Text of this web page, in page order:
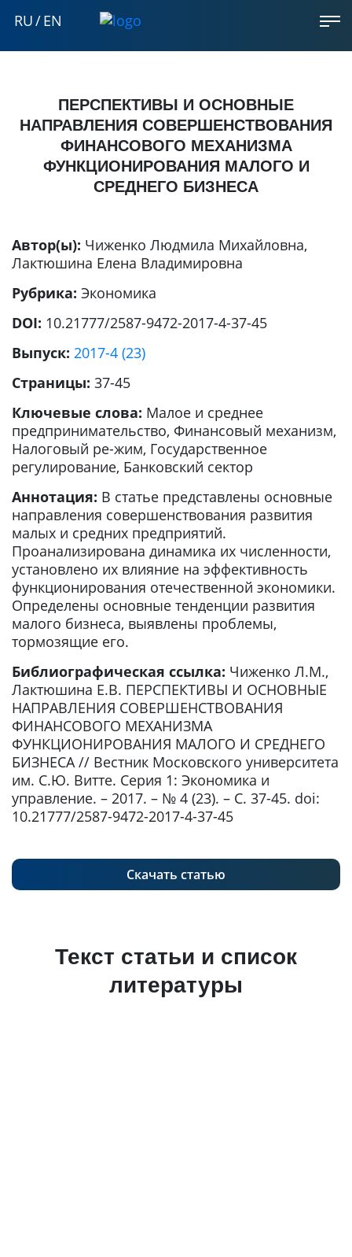
RU/EN
ПЕРСПЕКТИВЫ И ОСНОВНЫЕ
НАПРАВЛЕНИЯ СОВЕРШЕНСТВОВАНИЯ
ФИНАНСОВОГО МЕХАНИЗМА
ФУНКЦИОНИРОВАНИЯ МАЛОГО И
СРЕДНЕГО БИЗНЕСА
Автор(ы): Чиженко Людмила Михайловна,
Лактюшина Елена Владимировна
Рубрика: Экономика
DOI: 10.21777/2587-9472-2017-4-37-45
Выпуск: 2017-4 (23)
Страницы: 37-45
Ключевые слова: Малое и среднее
предпринимательство, Финансовый механизм,
Налоговый ре-жим, Государственное
регулирование, Банковский сектор
Аннотация: В статье представлены основные
направления совершенствования развития
малых и средних предприятий.
Проанализирована динамика их численности,
установлено их влияние на эффективность
функционирования отечественной экономики.
Определены основные тенденции развития
малого бизнеса, выявлены проблемы,
тормозящие его.
Библиографическая ссылка: Чиженко Л.М.,
Лактюшина Е.В. ПЕРСПЕКТИВЫ И ОСНОВНЫЕ
НАПРАВЛЕНИЯ СОВЕРШЕНСТВОВАНИЯ
ФИНАНСОВОГО МЕХАНИЗМА
ФУНКЦИОНИРОВАНИЯ МАЛОГО И СРЕДНЕГО
БИЗНЕСА // Вестник Московского университета
им. С.Ю. Витте. Серия 1: Экономика и
управление. – 2017. – № 4 (23). – С. 37-45. doi:
10.21777/2587-9472-2017-4-37-45
Скачать статью
Текст статьи и список
литературы